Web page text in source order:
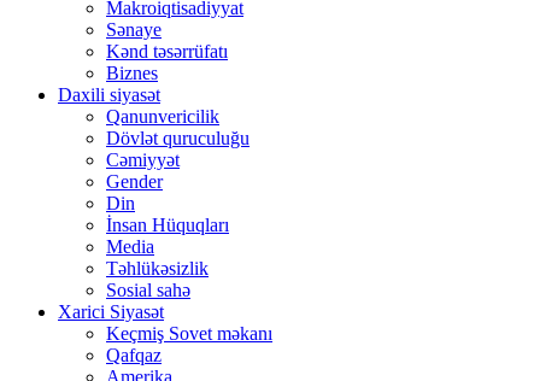
Makroiqtisadiyyat
Sənaye
Kənd təsərrüfatı
Biznes
Daxili siyasət
Qanunvericilik
Dövlət quruculuğu
Cəmiyyət
Gender
Din
İnsan Hüquqları
Media
Təhlükəsizlik
Sosial sahə
Xarici Siyasət
Keçmiş Sovet məkanı
Qafqaz
Amerika